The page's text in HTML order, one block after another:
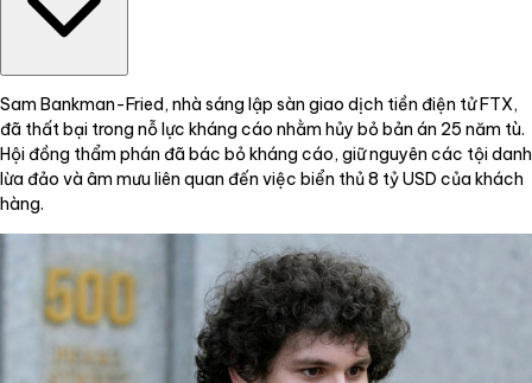
Sam Bankman-Fried, nhà sáng lập sàn giao dịch tiền điện tử FTX,
đã thất bại trong nỗ lực kháng cáo nhằm hủy bỏ bản án 25 năm tù.
Hội đồng thẩm phán đã bác bỏ kháng cáo, giữ nguyên các tội danh
lừa đảo và âm mưu liên quan đến việc biển thủ 8 tỷ USD của khách
hàng.